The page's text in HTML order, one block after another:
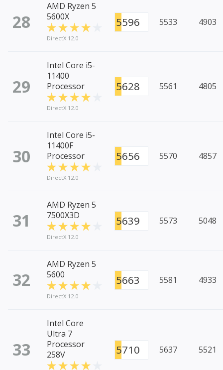
28
AMD Ryzen 5
5600X
DirectX 12.0
5596 5533 4903
29
Intel Core i5-
11400
Processor
DirectX 12.0
5628 5561 4805
30
Intel Core i5-
11400F
Processor
DirectX 12.0
5656 5570 4857
31
AMD Ryzen 5
7500X3D
DirectX 12.0
5639 5573 5048
32
AMD Ryzen 5
5600
DirectX 12.0
5663 5581 4933
33
Intel Core
Ultra 7
Processor
258V
5710 5637 5521